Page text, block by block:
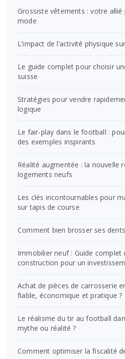
Grossiste vêtements : votre allié
mode
L’impact de l’activité physique
Le guide complet pour choisir
suisse
Stratégies pour vendre
logique
Le fair-play dans le football :
des exemples inspirants
Réalité augmentée : la nouvelle
logements neufs
Les clés incontournables pour
sur tapis de course
Comment bien brosser ses
Immobilier neuf : Guide complet
construction pour un
Achat de pièces de carrosserie
fiable, économique et pratique ?
Le réalisme du tir au football
mythe ou réalité ?
Comment optimiser la fiscalité